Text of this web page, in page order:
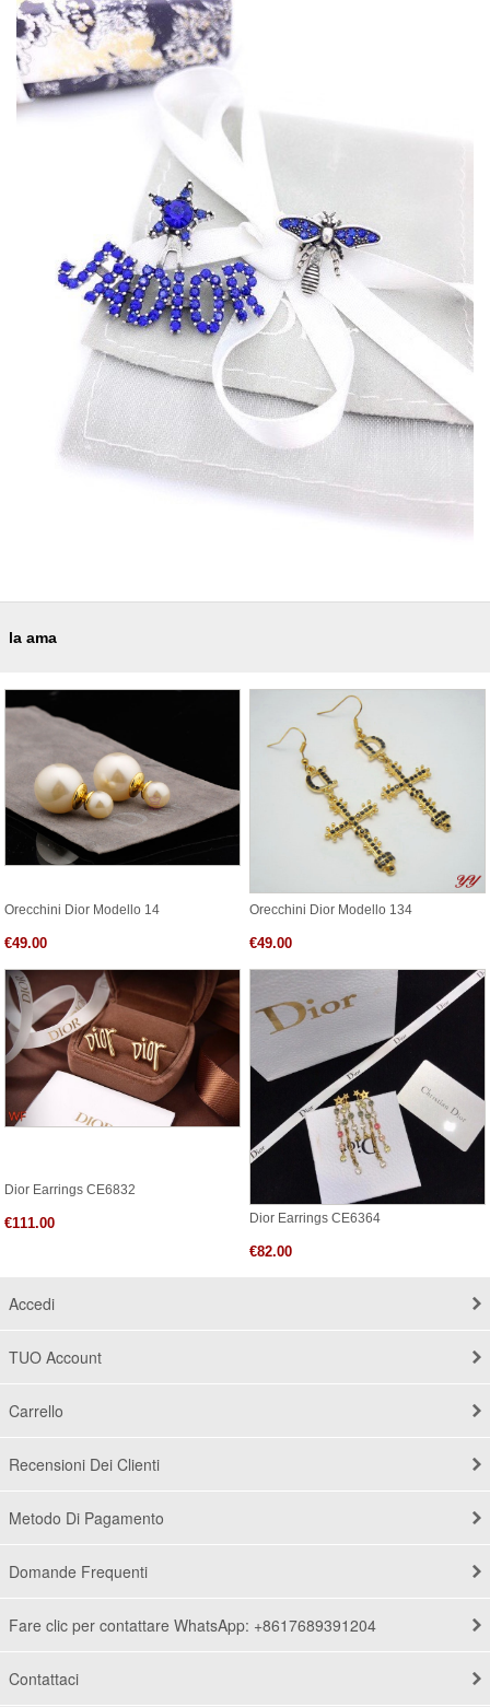
la ama
Orecchini Dior Modello 14
€49.00
Orecchini Dior Modello 134
€49.00
Dior Earrings CE6832
€111.00 Dior Earrings CE6364
€82.00
Accedi
TUO Account
Carrello
Recensioni Dei Clienti
Metodo Di Pagamento
Domande Frequenti
Fare clic per contattare WhatsApp: +8617689391204
Contattaci